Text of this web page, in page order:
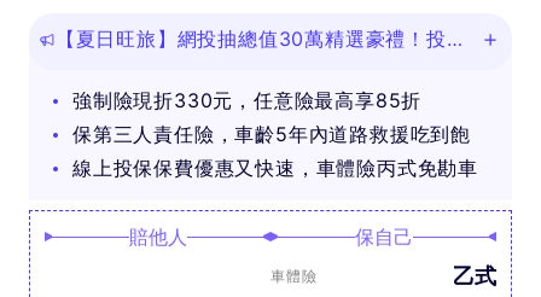
【夏日旺旅】網投抽總值30萬精選豪禮！投保
強制險現折330元，任意險最高享85折
保第三人責任險，車齡5年內道路救援吃到飽
線上投保保費優惠又快速，車體險丙式免勘車
賠他人 保自己
車體險 乙式